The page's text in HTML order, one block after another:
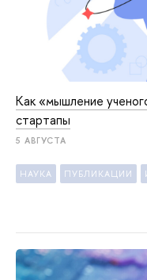
Как «мышление
стартапы
5 АВГУСТА
НАУКА ПУБЛИКАЦИИ